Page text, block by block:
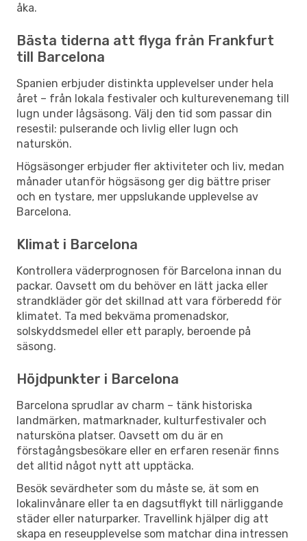
åka.
Bästa tiderna att flyga från Frankfurt
till Barcelona
Spanien erbjuder distinkta upplevelser under hela
året – från lokala festivaler och kulturevenemang till
lugn under lågsäsong. Välj den tid som passar din
resestil: pulserande och livlig eller lugn och
naturskön.
Högsäsonger erbjuder fler aktiviteter och liv, medan
månader utanför högsäsong ger dig bättre priser
och en tystare, mer uppslukande upplevelse av
Barcelona.
Klimat i Barcelona
Kontrollera väderprognosen för Barcelona innan du
packar. Oavsett om du behöver en lätt jacka eller
strandkläder gör det skillnad att vara förberedd för
klimatet. Ta med bekväma promenadskor,
solskyddsmedel eller ett paraply, beroende på
säsong.
Höjdpunkter i Barcelona
Barcelona sprudlar av charm – tänk historiska
landmärken, matmarknader, kulturfestivaler och
natursköna platser. Oavsett om du är en
förstagångsbesökare eller en erfaren resenär finns
det alltid något nytt att upptäcka.
Besök sevärdheter som du måste se, ät som en
lokalinvånare eller ta en dagsutflykt till närliggande
städer eller naturparker. Travellink hjälper dig att
skapa en reseupplevelse som matchar dina intressen